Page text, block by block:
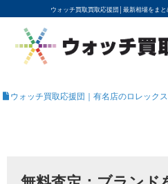
ウォッチ買取買取応援団│ 最新相場をま
YouTubeで動画を公開中
ROLEXモデル名から買取相場
高級時計ブランド名から買取
地域から買取店を探す
店舗名から買取店を探す
ブランド時計を高く売る方法
買取査定を依頼する
ウォッチ買取応援団｜有名店のロレック